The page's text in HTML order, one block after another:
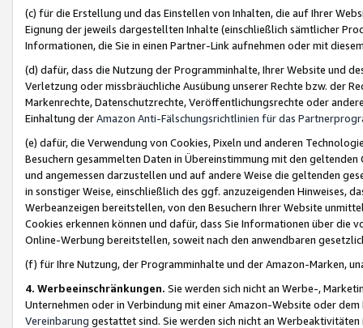
(c) für die Erstellung und das Einstellen von Inhalten, die auf Ihrer
Eignung der jeweils dargestellten Inhalte (einschließlich sämtlicher
Informationen, die Sie in einen Partner-Link aufnehmen oder mit
(d) dafür, dass die Nutzung der Programminhalte, Ihrer Website und
Verletzung oder missbräuchliche Ausübung unserer Rechte bzw. der
Markenrechte, Datenschutzrechte, Veröffentlichungsrechte oder
Einhaltung derAmazon Anti-Fälschungsrichtlinien für das
(e) dafür, die Verwendung von Cookies, Pixeln und anderen
Besuchern gesammelten Daten in Übereinstimmung mit den
und angemessen darzustellen und auf andere Weise die geltenden
in sonstiger Weise, einschließlich des ggf. anzuzeigenden Hinweises,
Werbeanzeigen bereitstellen, von den Besuchern Ihrer Website
Cookies erkennen können und dafür, dass Sie Informationen über die
Online-Werbung bereitstellen, soweit nach den anwendbaren
(f) für Ihre Nutzung, der Programminhalte und der Amazon-Marken,
4. Werbeeinschränkungen. Sie werden sich nicht an Werbe-,
Unternehmen oder in Verbindung mit einer Amazon-Website oder
Vereinbarung gestattet sind. Sie werden sich nicht an